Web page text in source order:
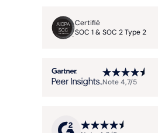
Certifié
SOC 1 & SOC 2 Type 2
Note 4,7/5